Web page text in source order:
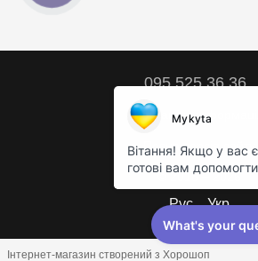
095 525 36 36
Контактна інформація
Повна версія сайту
© 2018 – 2026
Рус Укр
Інтернет-магазин створений з Хорошоп